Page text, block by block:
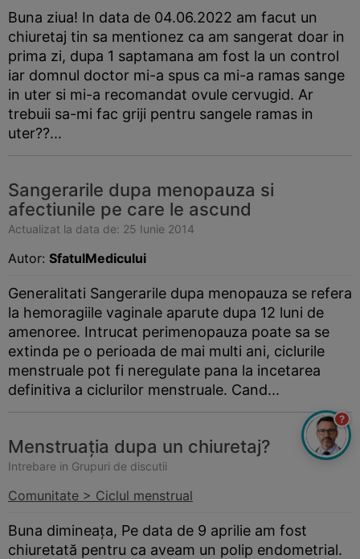
Buna ziua! In data de 04.06.2022 am facut un
chiuretaj tin sa mentionez ca am sangerat doar in
prima zi, dupa 1 saptamana am fost la un control
iar domnul doctor mi-a spus ca mi-a ramas sange
in uter si mi-a recomandat ovule cervugid. Ar
trebuii sa-mi fac griji pentru sangele ramas in
uter??...
Sangerarile dupa menopauza si
afectiunile pe care le ascund
Actualizat la data de: 25 Iunie 2014
Autor: SfatulMedicului
Generalitati Sangerarile dupa menopauza se refera
la hemoragiile vaginale aparute dupa 12 luni de
amenoree. Intrucat perimenopauza poate sa se
extinda pe o perioada de mai multi ani, ciclurile
menstruale pot fi neregulate pana la incetarea
definitiva a ciclurilor menstruale. Cand...
Menstruația dupa un chiuretaj?
Intrebare in Grupuri de discutii
Comunitate > Ciclul menstrual
Buna dimineața, Pe data de 9 aprilie am fost
chiuretată pentru ca aveam un polip endometrial.
?